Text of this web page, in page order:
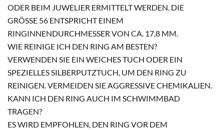
ER BEIM JUWELIER ERMITTELT WERDEN. DIE GR
ÖSSE 56 ENTSPRICHT EINEM RIN
GINNENDURCHMESSER VON CA. 17,8 MM.
WIE REINIGE ICH DEN RING AM BESTEN?
VERWENDEN SIE EIN WEICHES TUCH ODER EIN
SPEZIELLES SILBERPUTZTUCH, UM DEN RING ZU
REINIGEN. VERMEIDEN SIE AGGRESSIVE CHEMIKALIEN.
KANN ICH DEN RING AUCH IM SCHWIMMBAD
TRAGEN?
ES WIRD EMPFOHLEN, DEN RING VOR DEM